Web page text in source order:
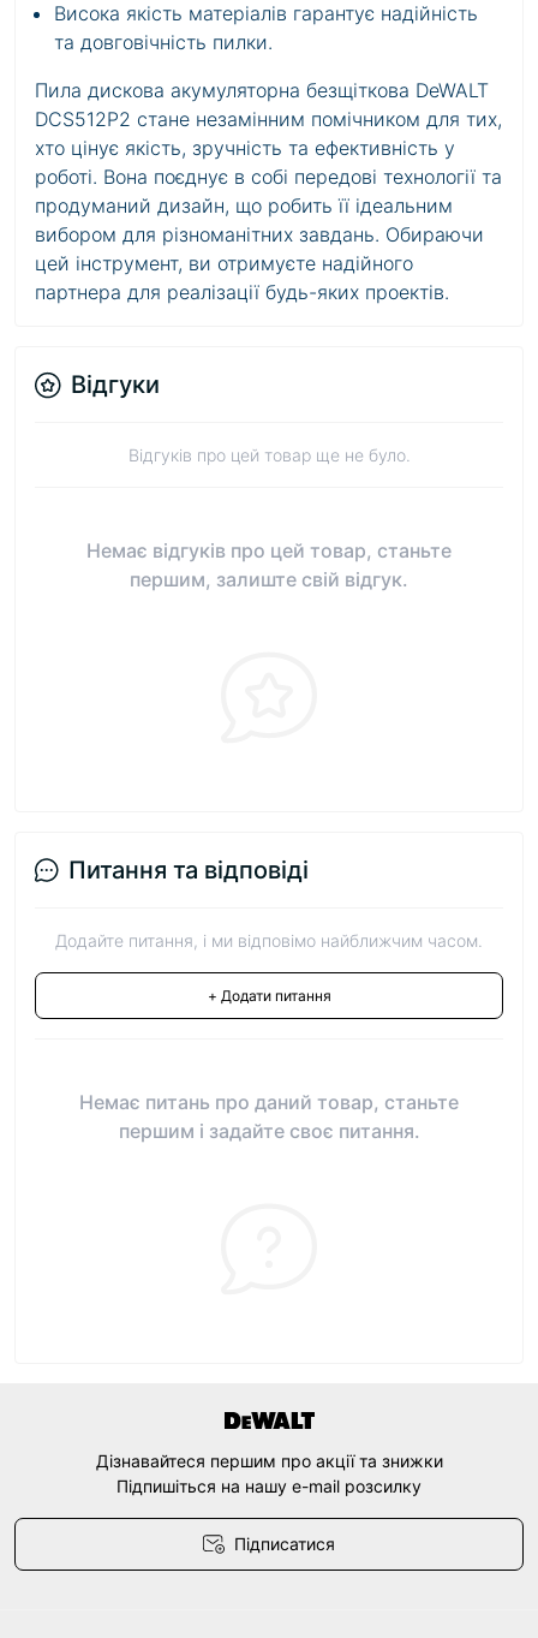
Висока якість матеріалів гарантує надійність
та довговічність пилки.
Пила дискова акумуляторна безщіткова DeWALT
DCS512P2 стане незамінним помічником для тих,
хто цінує якість, зручність та ефективність у
роботі. Вона поєднує в собі передові технології та
продуманий дизайн, що робить її ідеальним
вибором для різноманітних завдань. Обираючи
цей інструмент, ви отримуєте надійного
партнера для реалізації будь-яких проектів.
Відгуки
Відгуків про цей товар ще не було.
Немає відгуків про цей товар, станьте
першим, залиште свій відгук.
Питання та відповіді
Додайте питання, і ми відповімо найближчим часом.
+ Додати питання
Немає питань про даний товар, станьте
першим і задайте своє питання.
Дізнавайтеся першим про акції та знижки
Підпишіться на нашу e-mail розсилку
Підписатися